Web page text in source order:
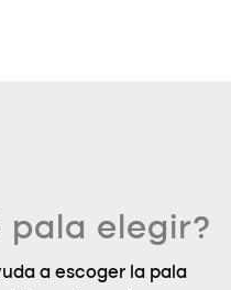
pala elegir?
a escoger la pala